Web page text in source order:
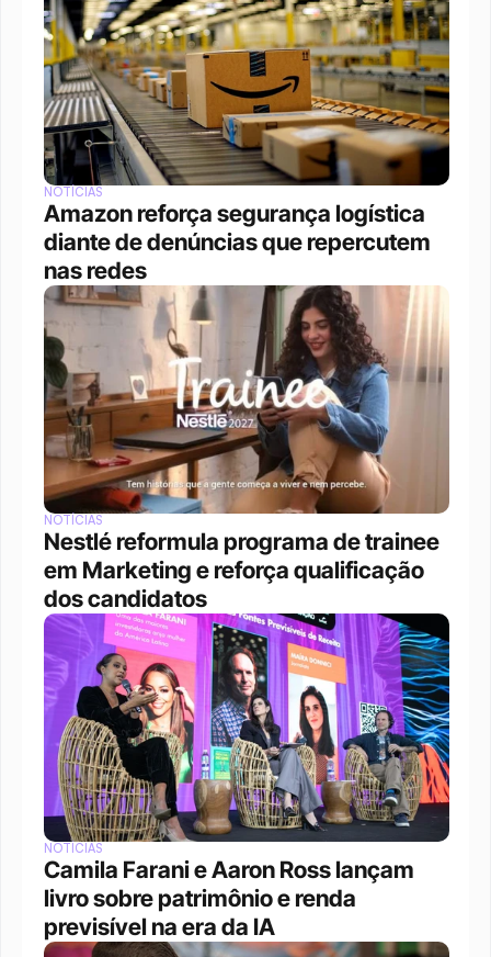
NOTÍCIAS
Amazon reforça segurança logística
diante de denúncias que repercutem
nas redes
NOTÍCIAS
Nestlé reformula programa de trainee
em Marketing e reforça qualificação
dos candidatos
NOTÍCIAS
Camila Farani e Aaron Ross lançam
livro sobre patrimônio e renda
previsível na era da IA